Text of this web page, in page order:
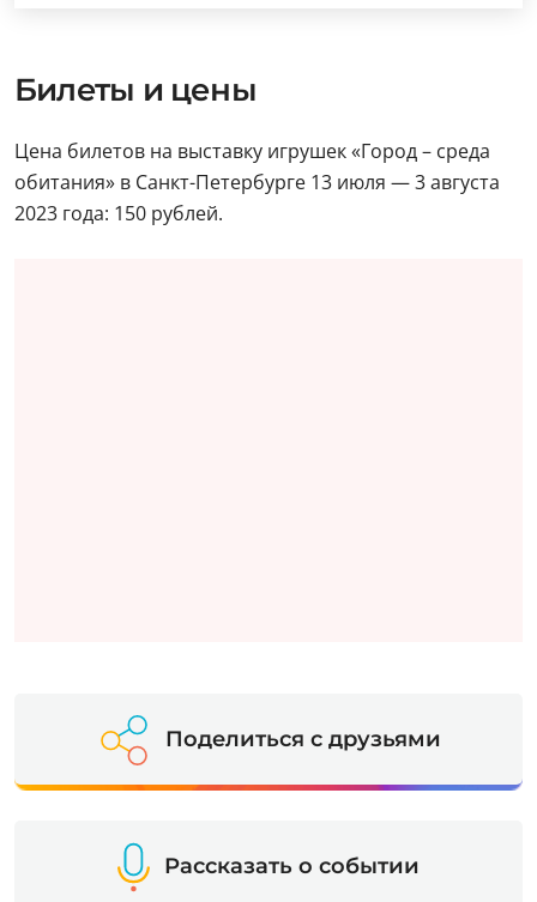
Билеты и цены
Цена билетов на выставку игрушек «Город – среда
обитания» в Санкт-Петербурге 13 июля — 3 августа
2023 года: 150 рублей.
Поделиться с друзьями
Рассказать о событии